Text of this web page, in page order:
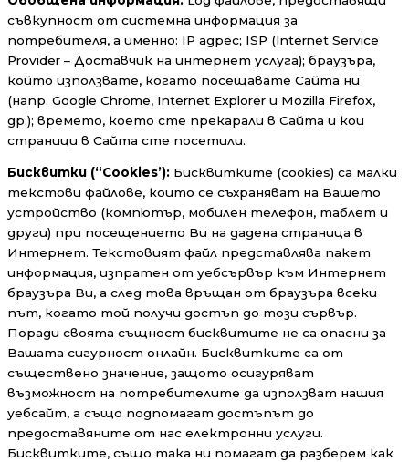
съвкупност от системна информация за
потребителя, а именно: IP адрес; ISP (Internet Service
Provider – Доставчик на интернет услуга); браузъра,
който използвате, когато посещавате Сайта ни
(напр. Google Chrome, Internet Explorer и Mozilla Firefox,
др.); времето, което сте прекарали в Сайта и кои
страници в Сайта сте посетили.
Бисквитки (“Cookies’): Бисквитките (cookies) са малки
текстови файлове, които се съхраняват на Вашето
устройство (компютър, мобилен телефон, таблет и
други) при посещението Ви на дадена страница в
Интернет. Текстовият файл представлява пакет
информация, изпратен от уебсървър към Интернет
браузъра Ви, а след това връщан от браузъра всеки
път, когато той получи достъп до този сървър.
Поради своята същност бисквитите не са опасни за
Вашата сигурност онлайн. Бисквитките са от
съществено значение, защото осигуряват
възможност на потребителите да използват нашия
уебсайт, а също подпомагат достъпът до
предоставяните от нас електронни услуги.
Бисквитките, също така ни помагат да разберем как